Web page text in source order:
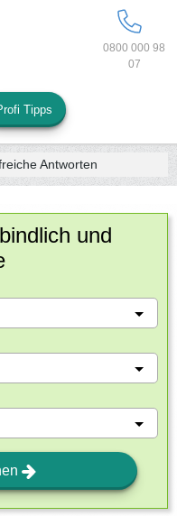
0800 000 98
07
Tipps
Antworten
und